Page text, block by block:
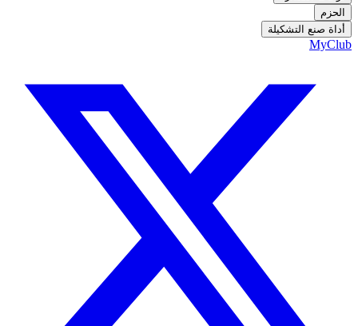
الحزم
أداة صنع التشكيلة
MyClub